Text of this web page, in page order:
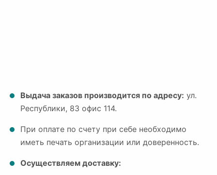
Выдача заказов производится по адресу: ул.
Республики, 83 офис 114.
При оплате по счету при себе необходимо
иметь печать организации или доверенность.
Осуществляем доставку: